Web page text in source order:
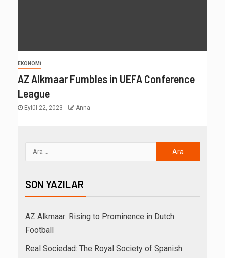
EKONOMI
AZ Alkmaar Fumbles in UEFA Conference
League
Eylül 22, 2023 Anna
SON YAZILAR
AZ Alkmaar: Rising to Prominence in Dutch
Football
Real Sociedad: The Royal Society of Spanish